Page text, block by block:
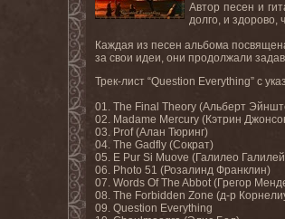
Автор песен и
долго, и здорово,
Каждая из песен альбома
за свои идеи, они продолжали
Трек-лист “Question Everything” с
01. The Final Theory (Альберт
02. Madame Mercury (Кэтрин
03. Prof (Алан Тюринг)
04. The Gadfly (Сократ)
05. E Pur Si Muove (Галилео Галилей
06. Photo 51 (Розалинд Франклин)
07. Words Of The Abbot (Грегор
08. The Forbidden Zone (д-р
09. Question Everything